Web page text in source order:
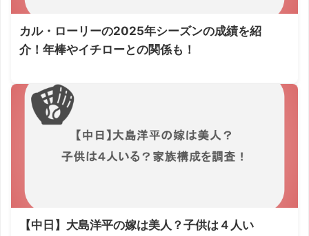
カル・ローリーの2025年シーズンの成績を紹
介！年棒やイチローとの関係も！
【中日】大島洋平の嫁は美人？子供は４人い